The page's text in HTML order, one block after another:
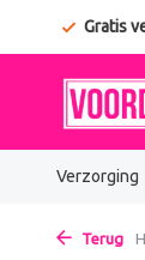
Gratis
Verzorging
Terug